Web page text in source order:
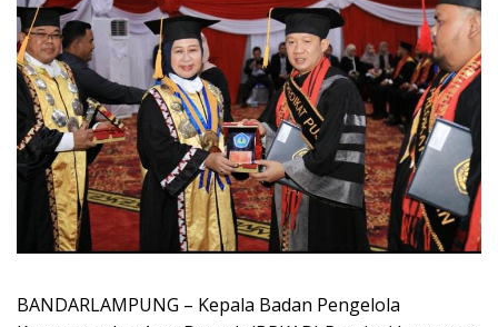
BANDARLAMPUNG – Kepala Badan Pengelola